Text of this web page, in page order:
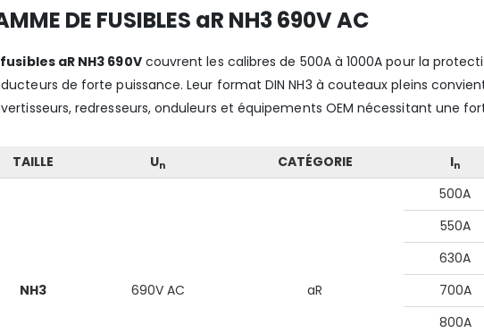
DE FUSIBLES aR NH3 690V AC
fusibles aR NH3 690Vcouvrent les calibres de 500A à 1000A pour la
de forte puissance. Leur format DIN NH3 à couteaux pleins
redresseurs, onduleurs et équipements OEM nécessitant une
TAILLE Un CATÉGORIE In
NH3 690V AC aR
500A
550A
630A
700A
800A